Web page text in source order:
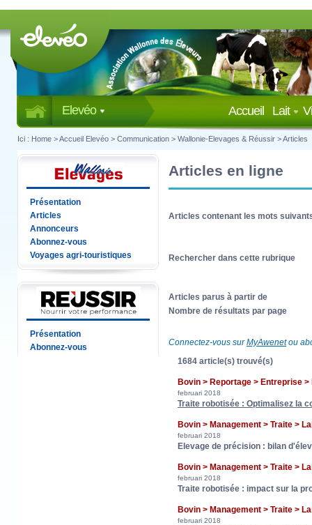
Elevéo Lait
Accueil
Ici : Home >Accueil Elevéo > Communication > Wallonie-Elevages & Réussir >Articles
Présentation
Articles
Annonceurs
Abonnez-vous
Voyages agri-touristiques
Présentation
Abonnez-vous
Articles en ligne
Articles contenant les mots
Rechercher dans cette rubrique
Articles parus à partir de
Nombre de résultats par page
Connectez-vous surMyAwenetou
1684 article(s) trouvé(s)
Bovin > Reportage > Entreprise >
februari 2018
Traite robotisée : Optimalisez la
Bovin > Management > Traite >
februari 2018
Elevage de précision : bilan
Bovin > Management > Traite >
februari 2018
Traite robotisée : impact sur la
Bovin > Management > Traite >
februari 2018